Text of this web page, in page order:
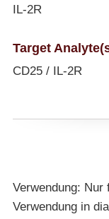
IL-2R
Target
CD25 / IL-2R
Verwendung:
Verwendung in